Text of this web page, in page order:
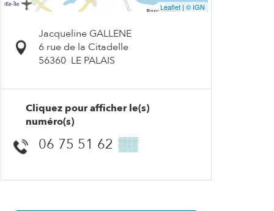
Leaflet | © IGN
Jacqueline GALLENE
6 rue de la Citadelle
56360 LE PALAIS
Cliquez pour afficher le(s)
numéro(s)
06 75 51 62 ▒▒